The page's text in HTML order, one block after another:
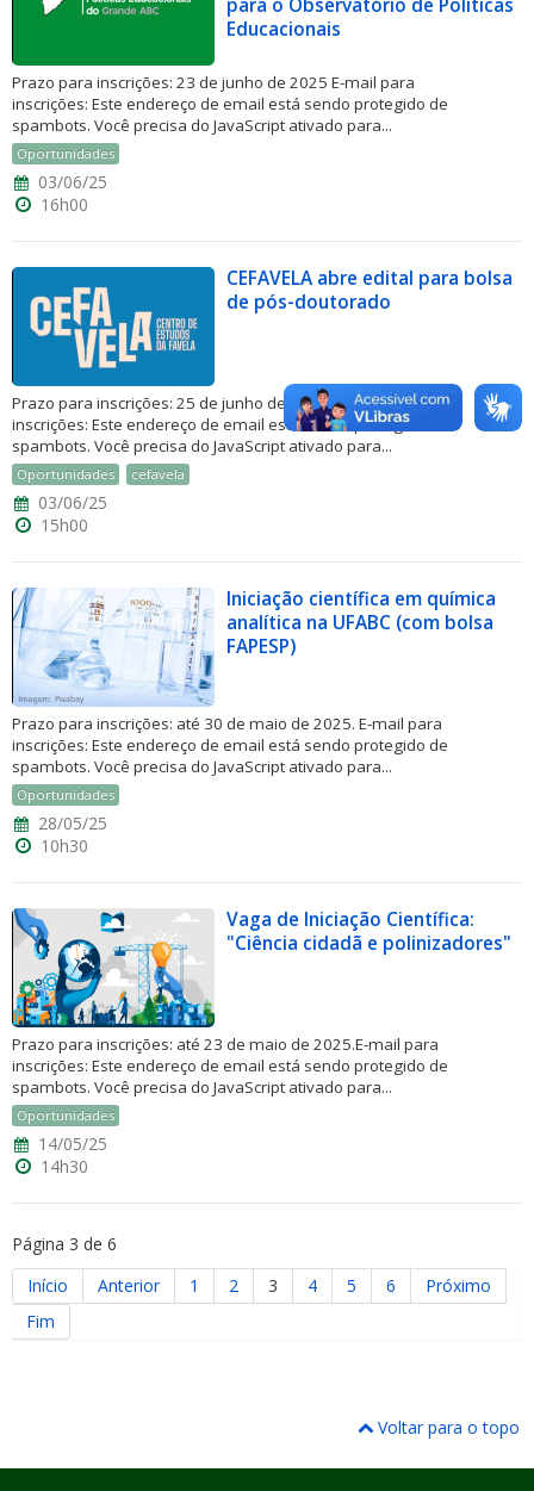
para o Observatório de Políticas
Educacionais
Prazo para inscrições: 23 de junho de 2025 E-mail para
inscrições: Este endereço de email está sendo protegido de
spambots. Você precisa do JavaScript ativado para...
Oportunidades
03/06/25
16h00
CEFAVELA abre edital para bolsa
de pós-doutorado
Prazo para inscrições: 25 de junho de 2025 E-mail para
inscrições: Este endereço de email está sendo protegido de
spambots. Você precisa do JavaScript ativado para...
Oportunidades cefavela
03/06/25
15h00
Iniciação científica em química
analítica na UFABC (com bolsa
FAPESP)
Prazo para inscrições: até 30 de maio de 2025. E-mail para
inscrições: Este endereço de email está sendo protegido de
spambots. Você precisa do JavaScript ativado para...
Oportunidades
28/05/25
10h30
Vaga de Iniciação Científica:
"Ciência cidadã e polinizadores"
Prazo para inscrições: até 23 de maio de 2025.E-mail para
inscrições: Este endereço de email está sendo protegido de
spambots. Você precisa do JavaScript ativado para...
Oportunidades
14/05/25
14h30
Página 3 de 6
Início
Anterior 1 2 3 4 5 6
Próximo
Fim
Voltar para o topo